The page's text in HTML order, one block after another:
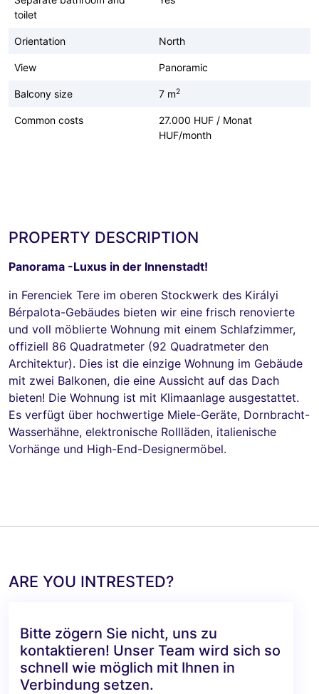
toilet
Orientation North
View Panoramic
Balcony size 7 m2
Common costs
27.000 HUF / Monat
HUF/month
PROPERTY DESCRIPTION
Panorama -Luxus in der Innenstadt!
in Ferenciek Tere im oberen Stockwerk des Királyi
Bérpalota-Gebäudes bieten wir eine frisch renovierte
und voll möblierte Wohnung mit einem Schlafzimmer,
offiziell 86 Quadratmeter (92 Quadratmeter den
Architektur). Dies ist die einzige Wohnung im Gebäude
mit zwei Balkonen, die eine Aussicht auf das Dach
bieten! Die Wohnung ist mit Klimaanlage ausgestattet.
Es verfügt über hochwertige Miele-Geräte, Dornbracht-
Wasserhähne, elektronische Rollläden, italienische
Vorhänge und High-End-Designermöbel.
ARE YOU INTRESTED?
Bitte zögern Sie nicht, uns zu
kontaktieren! Unser Team wird sich so
schnell wie möglich mit Ihnen in
Verbindung setzen.